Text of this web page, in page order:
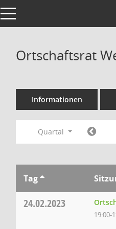
Toggle navigation
Ortschaftsrat
Informationen
Quartal
Tag
24.02.2023
19:00-